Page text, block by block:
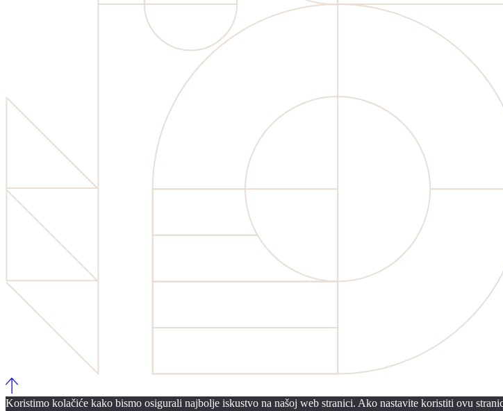
Koristimo kolačiće kako bismo osigurali najbolje iskustvo na našoj web stranici. Ako nastavite koristiti ovu